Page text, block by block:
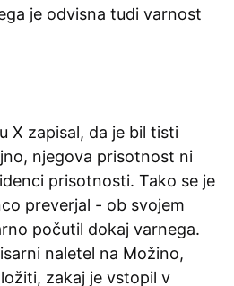
je odvisna tudi varnost
X zapisal, da je bil tisti
njegova prisotnost ni
prisotnosti. Tako se je
preverjal - ob svojem
počutil dokaj varnega.
naletel na Možino,
zakaj je vstopil v